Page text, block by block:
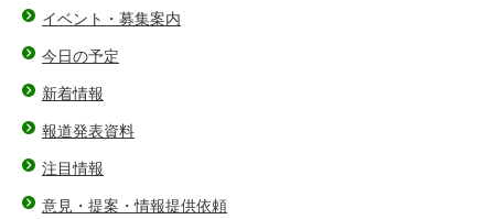
イベント・募集案内
今日の予定
新着情報
報道発表資料
注目情報
意見・提案・情報提供依頼